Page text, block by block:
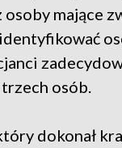
osoby mające
osób.
dokonał